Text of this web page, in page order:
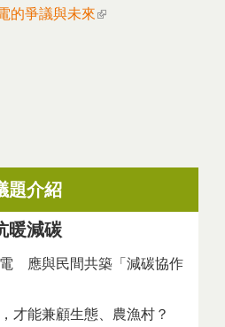
的爭議與未來(link is external)
題介紹
暖減碳
應與民間共築「減碳協作
才能兼顧生態、農漁村？